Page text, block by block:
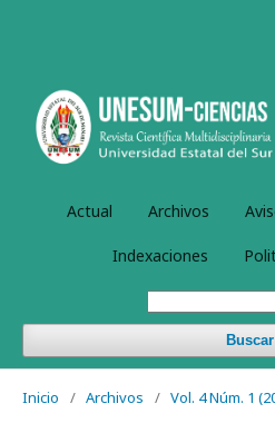
Actual Archivos
Indexaciones
Buscar
Inicio / Archivos / Vol. 4 Núm. 1